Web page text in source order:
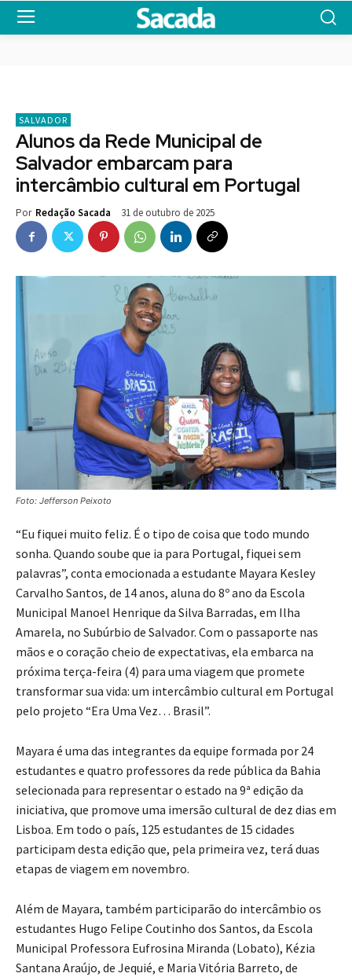
SALVADOR
Alunos da Rede Municipal de
Salvador embarcam para
intercâmbio cultural em Portugal
Por Redação Sacada 31 de outubro de 2025
Foto: Jefferson Peixoto
“Eu fiquei muito feliz. É o tipo de coisa que todo mundo
sonha. Quando soube que ia para Portugal, fiquei sem
palavras”, conta emocionada a estudante Mayara Kesley
Carvalho Santos, de 14 anos, aluna do 8º ano da Escola
Municipal Manoel Henrique da Silva Barradas, em Ilha
Amarela, no Subúrbio de Salvador. Com o passaporte nas
mãos e o coração cheio de expectativas, ela embarca na
próxima terça-feira (4) para uma viagem que promete
transformar sua vida: um intercâmbio cultural em Portugal
pelo projeto “Era Uma Vez… Brasil”.
Mayara é uma das integrantes da equipe formada por 24
estudantes e quatro professores da rede pública da Bahia
selecionada para representar o estado na 9ª edição da
iniciativa, que promove uma imersão cultural de dez dias em
Lisboa. Em todo o país, 125 estudantes de 15 cidades
participam desta edição que, pela primeira vez, terá duas
etapas de viagem em novembro.
Além de Mayara, também participarão do intercâmbio os
estudantes Hugo Felipe Coutinho dos Santos, da Escola
Municipal Professora Eufrosina Miranda (Lobato), Kézia
Santana Araújo, de Jequié, e Maria Vitória Barreto, de